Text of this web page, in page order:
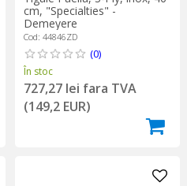
cm, "Specialties" -
Demeyere
Cod: 44846ZD
(0)
În stoc
727,27 lei fara TVA
(149,2 EUR)